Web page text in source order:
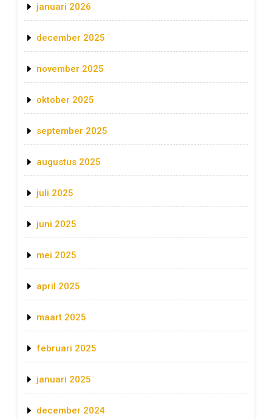
januari 2026
december 2025
november 2025
oktober 2025
september 2025
augustus 2025
juli 2025
juni 2025
mei 2025
april 2025
maart 2025
februari 2025
januari 2025
december 2024